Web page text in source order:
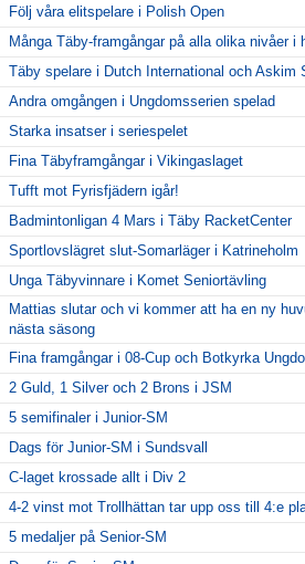
Följ våra elitspelare i Polish Open
Många Täby-framgångar på alla olika nivåer i
Täby spelare i Dutch International och Askim
Andra omgången i Ungdomsserien spelad
Starka insatser i seriespelet
Fina Täbyframgångar i Vikingaslaget
Tufft mot Fyrisfjädern igår!
Badmintonligan 4 Mars i Täby RacketCenter
Sportlovslägret slut-Somarläger i Katrineholm
Unga Täbyvinnare i Komet Seniortävling
Mattias slutar och vi kommer att ha en ny
nästa säsong
Fina framgångar i 08-Cup och Botkyrka
2 Guld, 1 Silver och 2 Brons i JSM
5 semifinaler i Junior-SM
Dags för Junior-SM i Sundsvall
C-laget krossade allt i Div 2
4-2 vinst mot Trollhättan tar upp oss till 4:e
5 medaljer på Senior-SM